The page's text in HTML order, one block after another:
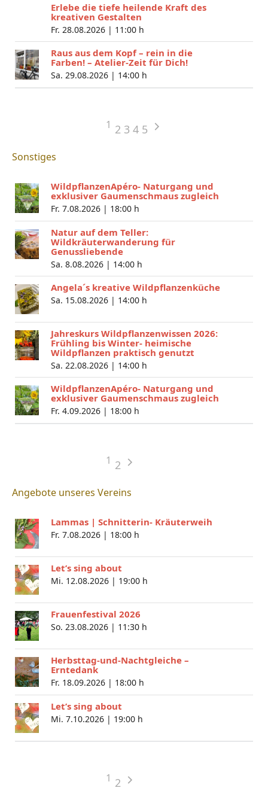
Erlebe die tiefe heilende Kraft des
kreativen Gestalten
Fr. 28.08.2026 | 11:00 h
Raus aus dem Kopf – rein in die
Farben! – Atelier-Zeit für Dich!
Sa. 29.08.2026 | 14:00 h
1 2 3 4 5
Sonstiges
WildpflanzenApéro- Naturgang und
exklusiver Gaumenschmaus zugleich
Fr. 7.08.2026 | 18:00 h
Natur auf dem Teller:
Wildkräuterwanderung für
Genussliebende
Sa. 8.08.2026 | 14:00 h
Angela´s kreative Wildpflanzenküche
Sa. 15.08.2026 | 14:00 h
Jahreskurs Wildpflanzenwissen 2026:
Frühling bis Winter- heimische
Wildpflanzen praktisch genutzt
Sa. 22.08.2026 | 14:00 h
WildpflanzenApéro- Naturgang und
exklusiver Gaumenschmaus zugleich
Fr. 4.09.2026 | 18:00 h
1 2
Angebote unseres Vereins
Lammas | Schnitterin- Kräuterweih
Fr. 7.08.2026 | 18:00 h
Let’s sing about
Mi. 12.08.2026 | 19:00 h
Frauenfestival 2026
So. 23.08.2026 | 11:30 h
Herbsttag-und-Nachtgleiche –
Erntedank
Fr. 18.09.2026 | 18:00 h
Let’s sing about
Mi. 7.10.2026 | 19:00 h
1 2